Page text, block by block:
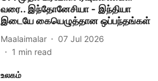
வரை.. இந்தோனேசியா - இந்தியா
இடையே கையெழுத்தான ஒப்பந்தங்கள்
Maalaimalar
07 Jul 2026
1 min read
உலகம்